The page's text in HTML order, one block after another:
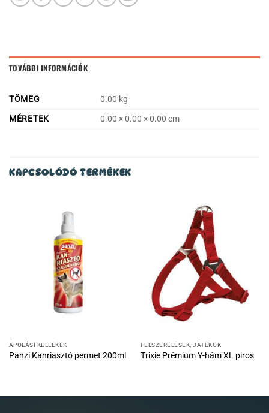
TOVÁBBI INFORMÁCIÓK
TÖMEG
0.00 kg
MÉRETEK
0.00 × 0.00 × 0.00 cm
KAPCSOLÓDÓ TERMÉKEK
ÁPOLÁSI KELLÉKEK
Panzi Kanriasztó permet 200ml
FELSZERELÉSEK, JÁTÉKOK
Trixie Prémium Y-hám XL piros